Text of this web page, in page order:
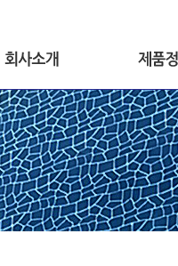
인사말
시공실적
오시는길
칼라콘
도막형
자전거
미끄럼
스테인
옥상방수